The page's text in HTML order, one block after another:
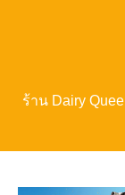
ร้าน Dairy